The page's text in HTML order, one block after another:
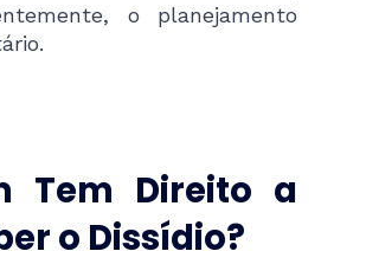
o planejamento
Tem Direito a
o Dissídio?